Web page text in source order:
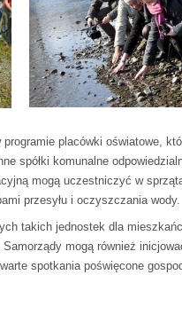
placówki oświatowe,
spółki komunalne
mogą uczestniczyć w
przesyłu i oczyszczania wody.
takich jednostek dla
mogą również
spotkania poświęcone